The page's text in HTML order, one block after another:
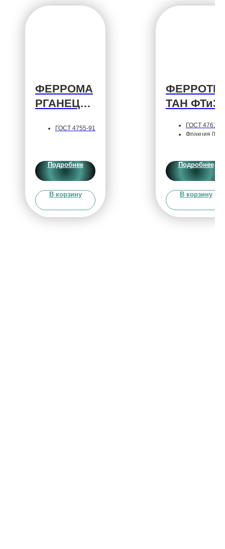
ФЕРРОМА
РГАНЕЦ
ГОСТ 4755-91
Класс
крупности: 3
Упаковка:
Подробнее
В корзину
ФЕРРОТИ
ТАН ФТи35
ГОСТ 4761-
Фракция 0-
Ti 32,0%
Упаковка Биг
Бэг с
вкладышем
Подробнее
В корзину